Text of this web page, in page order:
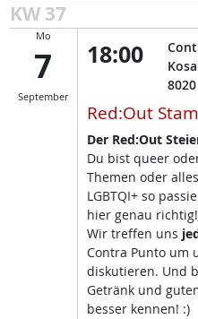
KW 37
Mo
7
September
18:00
8020
Red:Out
Der Red:Out
Du bist queer
Themen oder
LGBTQI+ so
hier genau richtig!
Wir treffen uns
Contra Punto um
diskutieren. Und
Getränk und
besser kennen! :)